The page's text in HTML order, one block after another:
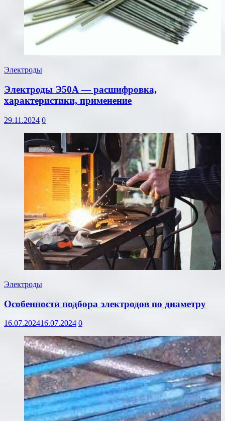
Электроды
Электроды Э50А — расшифровка,
характеристики, применение
29.11.2024 0
Электроды
Особенности подбора электродов по диаметру
16.07.202416.07.2024 0